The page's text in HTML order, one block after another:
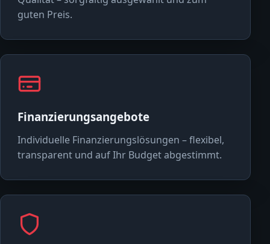
guten Preis.
Finanzierungsangebote
Individuelle Finanzierungslösungen – flexibel,
transparent und auf Ihr Budget abgestimmt.